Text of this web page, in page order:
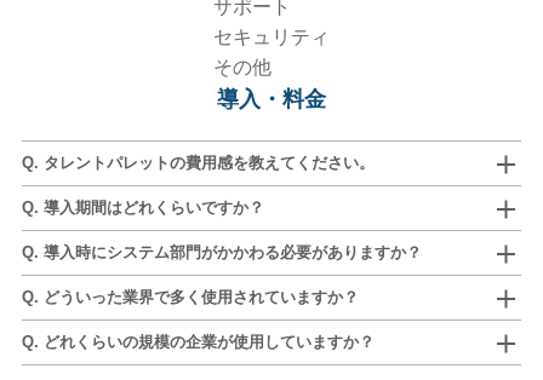
サポート
セキュリティ
その他
導入・料金
Q. タレントパレットの費用感を教えてください。
Q. 導入期間はどれくらいですか？
Q. 導入時にシステム部門がかかわる必要がありますか？
Q. どういった業界で多く使用されていますか？
Q. どれくらいの規模の企業が使用していますか？